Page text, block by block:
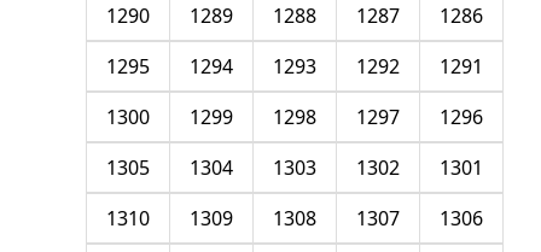
1286
1287
1288
1289
1290
1291
1292
1293
1294
1295
1296
1297
1298
1299
1300
1301
1302
1303
1304
1305
1306
1307
1308
1309
1310